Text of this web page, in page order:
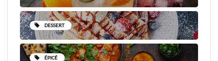
DESSERT
ÉPICÉ